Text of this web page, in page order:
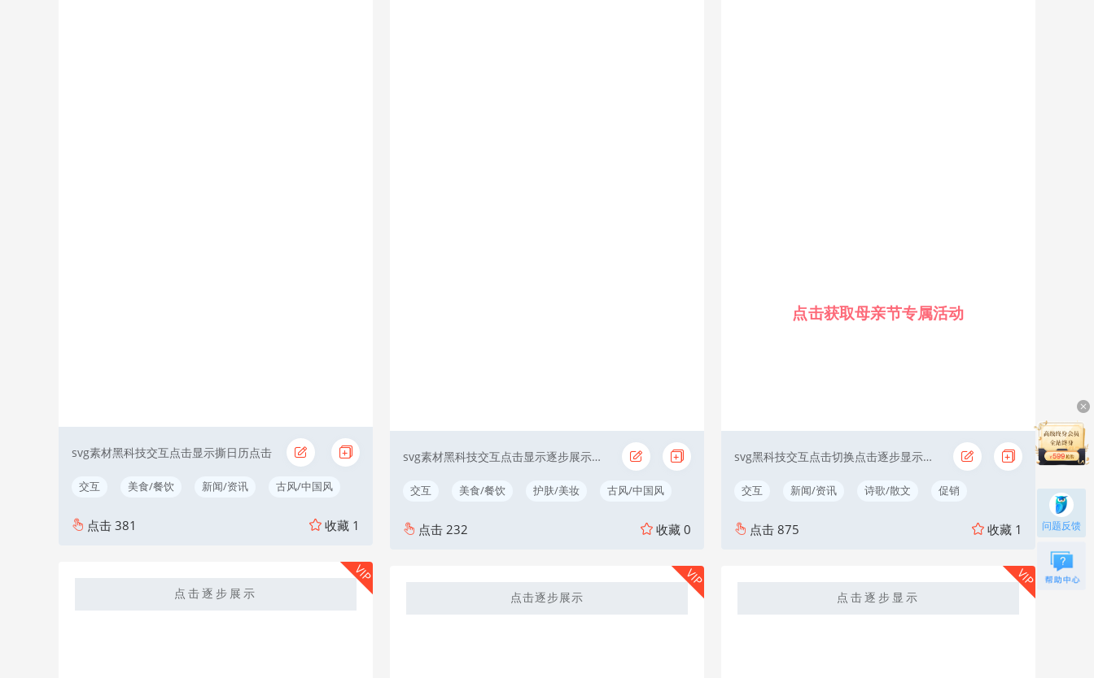
svg素材黑科技交互点击显示撕日历点击
交互 美食/餐饮 新闻/资讯 古风/中国风
点击 381 收藏 1
点击逐步展示
VIP
svg素材黑科技交互点击显示逐步展示点击
交互 美食/餐饮 护肤/美妆 古风/中国风
点击 232 收藏 0
点击逐步展示
VIP
点击获取母亲节专属活动
svg黑科技交互点击切换点击逐步显示简约
交互 新闻/资讯 诗歌/散文 促销
点击 875 收藏 1
点击逐步显示
VIP
问题反馈